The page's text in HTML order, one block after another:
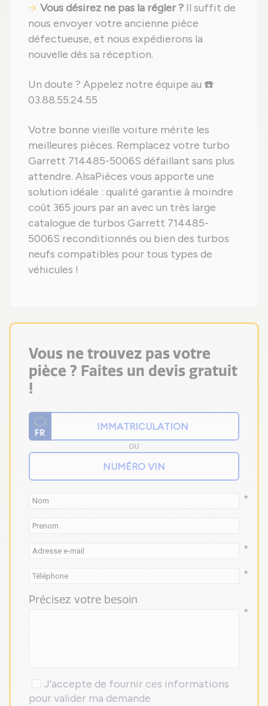
Vous désirez ne pas la régler ? Il suffit de
nous envoyer votre ancienne pièce
défectueuse, et nous expédierons la
nouvelle dès sa réception.
Un doute ? Appelez notre équipe au ☎️
03.88.55.24.55
Votre bonne vieille voiture mérite les
meilleures pièces. Remplacez votre turbo
Garrett 714485-5006S défaillant sans plus
attendre. AlsaPièces vous apporte une
solution idéale : qualité garantie à moindre
coût 365 jours par an avec un très large
catalogue de turbos Garrett 714485-
5006S reconditionnés ou bien des turbos
neufs compatibles pour tous types de
véhicules !
Vous ne trouvez pas votre
pièce ? Faites un devis gratuit
!
OU
*
*
*
Précisez votre besoin
*
J'accepte de fournir ces informations
pour valider ma demande